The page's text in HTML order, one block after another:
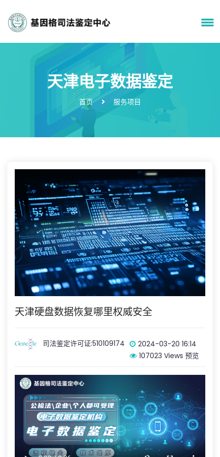
天津电子数据鉴定
首页 服务项目
天津硬盘数据恢复哪里权威安全
司法鉴定许可证:510109174
2024-03-20 16:14
107023 Views 预览